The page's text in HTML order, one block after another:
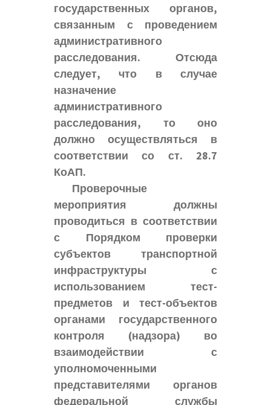
государственных органов,
связанным с проведением
административного
расследования. Отсюда
следует, что в случае
назначение
административного
расследования, то оно
должно осуществляться в
соответствии со ст. 28.7
КоАП.
Проверочные
мероприятия должны
проводиться в соответствии
с Порядком проверки
субъектов транспортной
инфраструктуры с
использованием тест-
предметов и тест-объектов
органами государственного
контроля (надзора) во
взаимодействии с
уполномоченными
представителями органов
федеральной службы